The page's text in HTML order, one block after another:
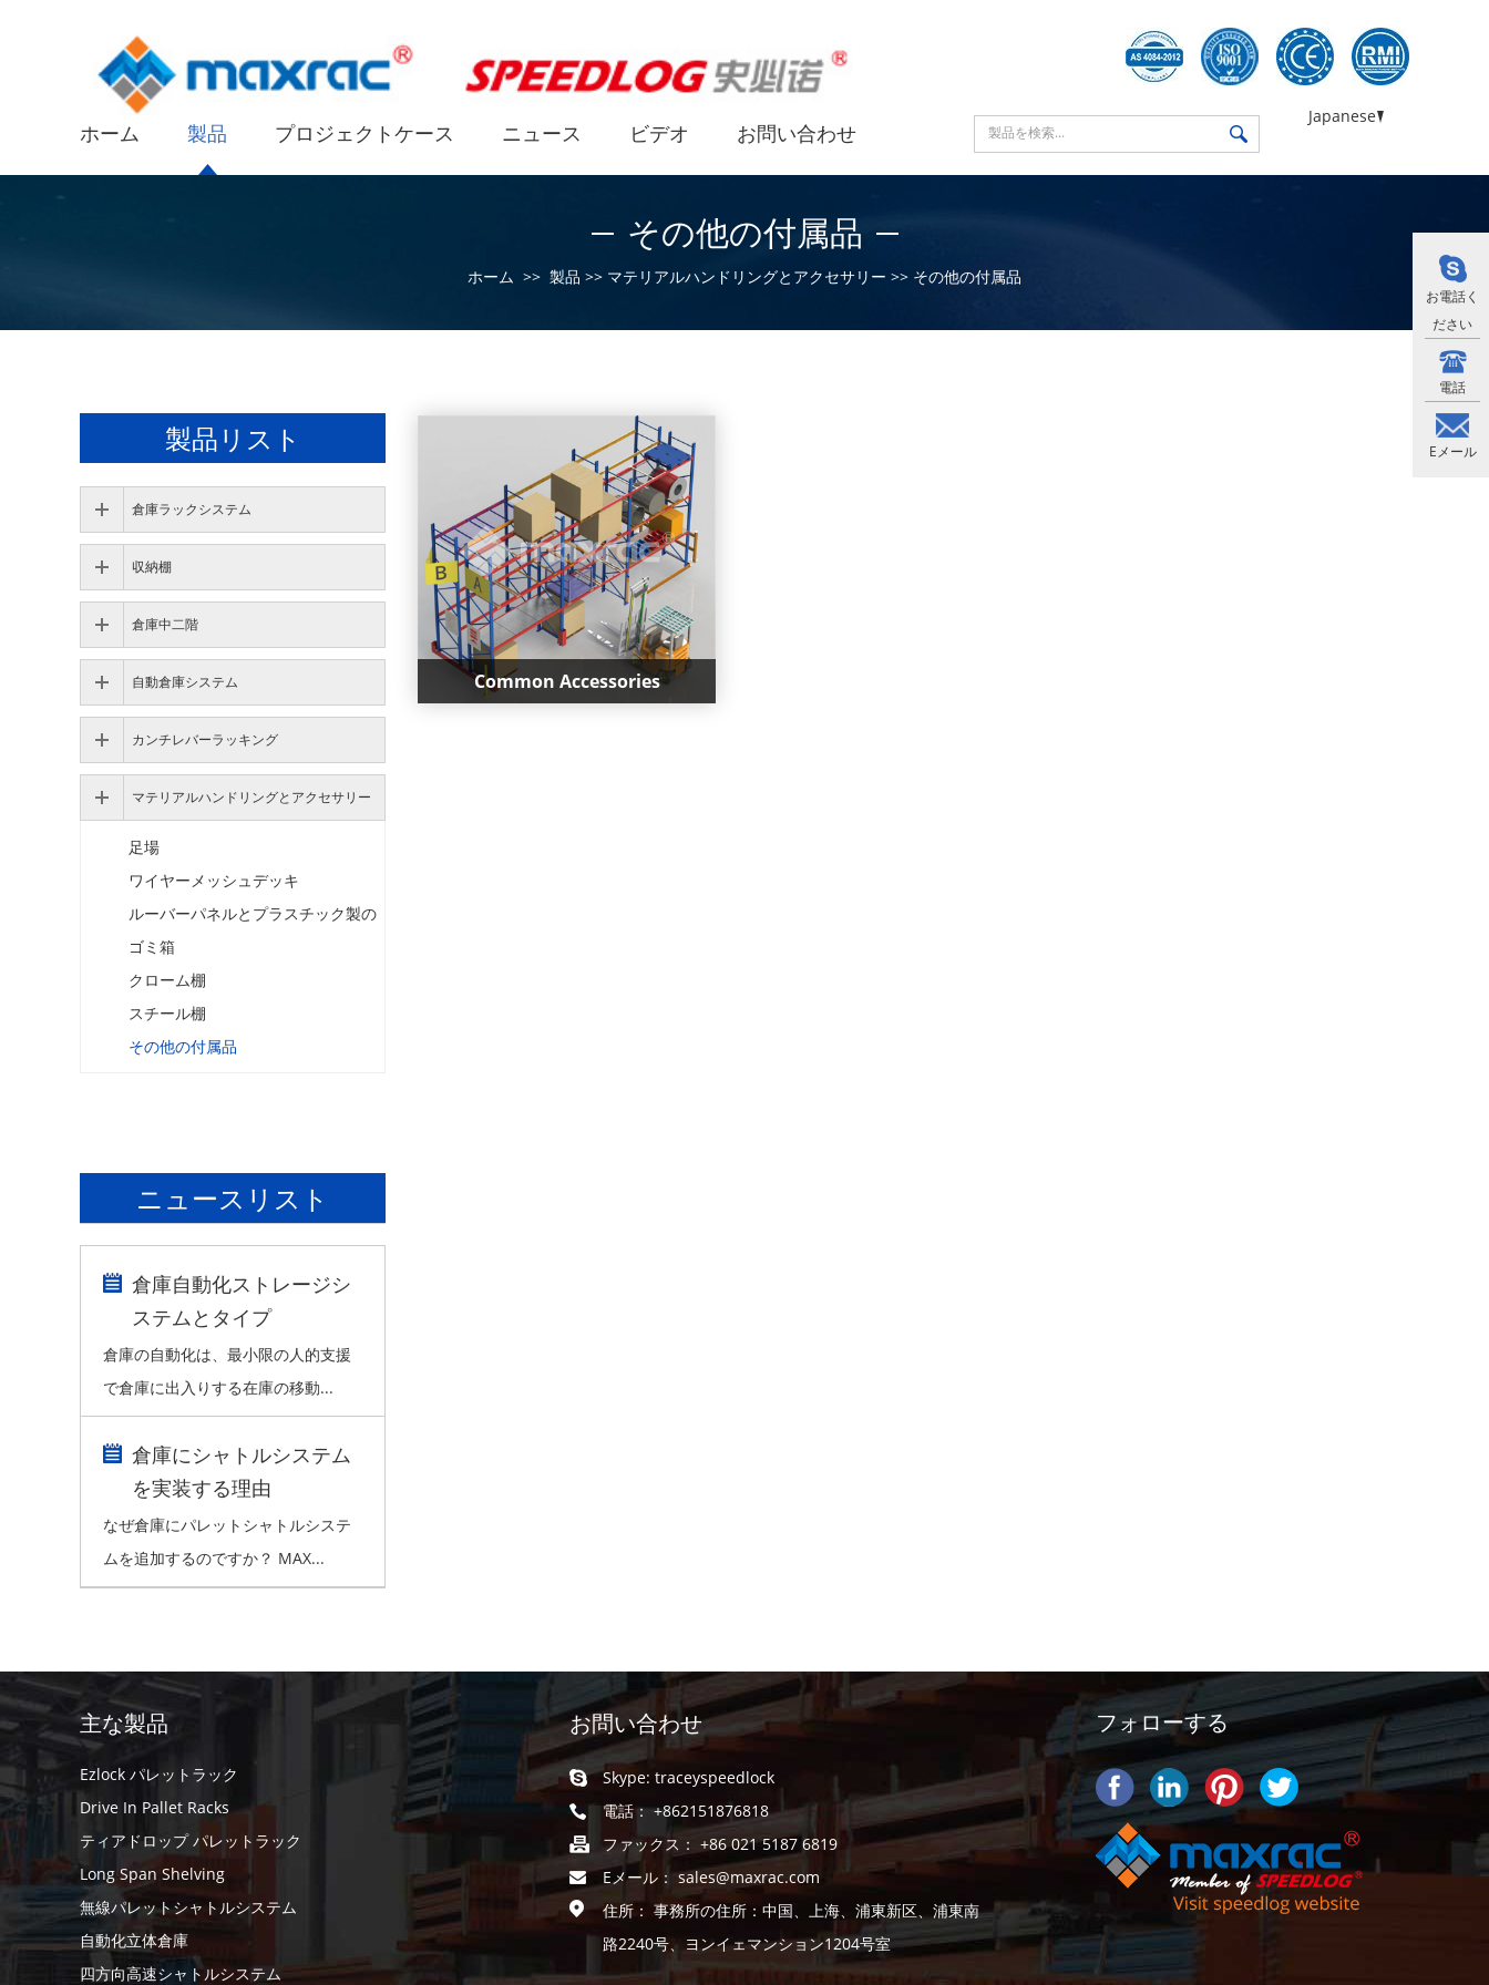
ホーム 製品 プロジェクトケース ニュース ビデオ お問い合わせ
Japanese
その他の付属品
ホーム >> 製品 >> マテリアルハンドリングとアクセサリー >> その他の付属品
Common Accessories
製品リスト
倉庫ラックシステム
収納棚
倉庫中二階
自動倉庫システム
カンチレバーラッキング
マテリアルハンドリングとアクセサリー
足場
ワイヤーメッシュデッキ
ルーバーパネルとプラスチック製の
ゴミ箱
クローム棚
スチール棚
その他の付属品
ニュースリスト
倉庫自動化ストレージシ
ステムとタイプ
倉庫の自動化は、最小限の人的支援
で倉庫に出入りする在庫の移動...
倉庫にシャトルシステム
を実装する理由
なぜ倉庫にパレットシャトルシステ
ムを追加するのですか？ MAX...
主な製品
Ezlock パレットラック
Drive In Pallet Racks
ティアドロップ パレットラック
Long Span Shelving
無線パレットシャトルシステム
自動化立体倉庫
四方向高速シャトルシステム
お問い合わせ
Skype: traceyspeedlock
電話： +862151876818
ファックス： +86 021 5187 6819
Eメール：sales@maxrac.com
住所： 事務所の住所：中国、上海、浦東新区、浦東南
路2240号、ヨンイェマンション1204号室
フォローする
お電話く
ださい
電話
Eメール